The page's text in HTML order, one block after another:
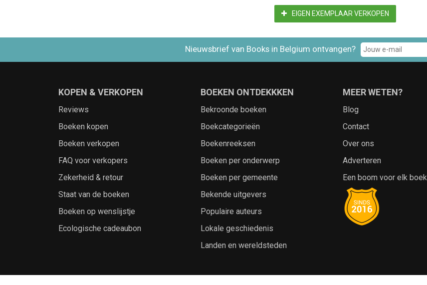
EIGEN EXEMPLAAR VERKOPEN
Nieuwsbrief van Books in Belgium ontvangen?
KOPEN & VERKOPEN
Reviews
Boeken kopen
Boeken verkopen
FAQ voor verkopers
Zekerheid & retour
Staat van de boeken
Boeken op wenslijstje
Ecologische cadeaubon
BOEKEN ONTDEKKKEN
Bekroonde boeken
Boekcategorieën
Boekenreeksen
Boeken per onderwerp
Boeken per gemeente
Bekende uitgevers
Populaire auteurs
Lokale geschiedenis
Landen en wereldsteden
MEER WETEN?
Blog
Contact
Over ons
Adverteren
Een boom voor elk boek